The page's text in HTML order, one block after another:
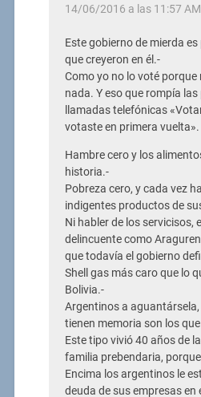
14/06/2016 a las 11:57 AM
Este gobierno de mierda
que creyeron en él.-
Como yo no lo voté porque
nada. Y eso que rompía
llamadas telefónicas
votaste en primera vuelta».
Hambre cero y los
historia.-
Pobreza cero, y cada vez
indigentes productos de
Ni habler de los servicisos,
delincuente como Araguren
que todavía el gobierno
Shell gas más caro que lo
Bolivia.-
Argentinos a
tienen memoria son los
Este tipo vivió 40 años de
familia prebendaria,
Encima los argentinos le
deuda de sus empresas en